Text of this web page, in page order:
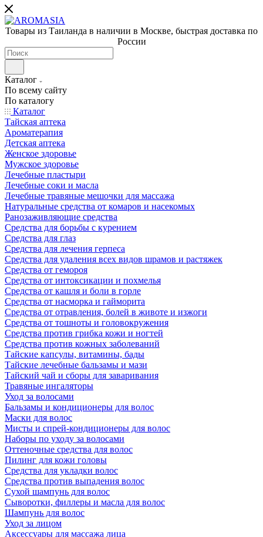
Товары из Таиланда в наличии в Москве, быстрая доставка по
России
Каталог
По всему сайту
По каталогу
Каталог
Тайская аптека
Ароматерапия
Детская аптека
Женское здоровье
Мужское здоровье
Лечебные пластыри
Лечебные соки и масла
Лечебные травяные мешочки для массажа
Натуральные средства от комаров и насекомых
Ранозаживляющие средства
Средства для борьбы с курением
Средства для глаз
Средства для лечения герпеса
Средства для удаления всех видов шрамов и растяжек
Средства от гемороя
Средства от интоксикации и похмелья
Средства от кашля и боли в горле
Средства от насморка и гайморита
Средства от отравления, болей в животе и изжоги
Средства от тошноты и головокружения
Средства против грибка кожи и ногтей
Средства против кожных заболеваний
Тайские капсулы, витамины, бады
Тайские лечебные бальзамы и мази
Тайский чай и сборы для заваривания
Травяные ингаляторы
Уход за волосами
Бальзамы и кондиционеры для волос
Маски для волос
Мисты и спрей-кондиционеры для волос
Наборы по уходу за волосами
Оттеночные средства для волос
Пилинг для кожи головы
Средства для укладки волос
Средства против выпадения волос
Сухой шампунь для волос
Сыворотки, филлеры и масла для волос
Шампунь для волос
Уход за лицом
Аксессуары для массажа лица